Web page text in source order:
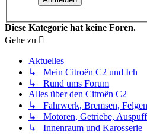
Diese Kategorie hat keine Foren.
Gehe zu
Aktuelles
↳ Mein Citroën C2 und Ich
↳ Rund ums Forum
Alles über den Citroën C2
↳ Fahrwerk, Bremsen,
↳ Motoren, Getriebe,
↳ Innenraum und Karosserie